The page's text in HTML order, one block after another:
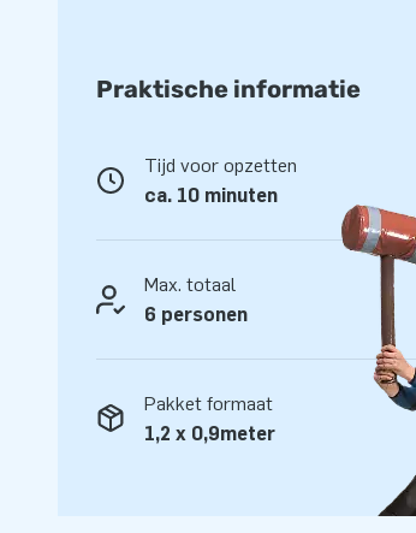
Meer dan 15 jaar laten we mensen
ontwikkelaars en logistiek medewerkers
wijze! Daardoor zijn onze klanten
en noemen zij ons ook wel ‘creators of
Praktische informatie
Tijd voor opzetten
ca. 10 minuten
Max. totaal
6 personen
Pakket formaat
1,2 x 0,9meter